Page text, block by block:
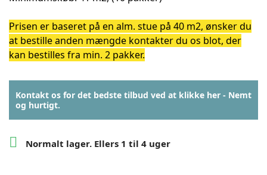
Prisen er baseret på en alm. stue på 40 m2, ønsker du
at bestille anden mængde kontakter du os blot, der
kan bestilles fra min. 2 pakker.
Kontakt os for det bedste tilbud ved at klikke her - Nemt
og hurtigt.
 Normalt lager. Ellers 1 til 4 uger